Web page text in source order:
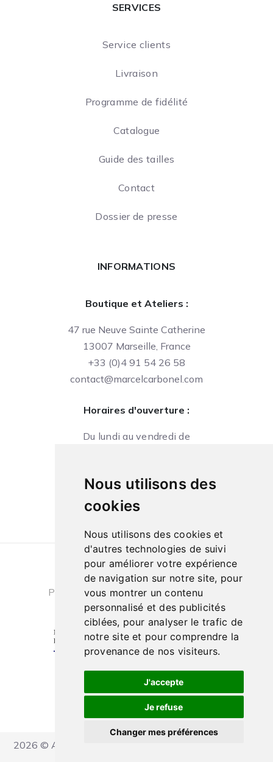
Nous utilisons des
cookies
Nous utilisons des cookies et
d'autres technologies de suivi
pour améliorer votre expérience
de navigation sur notre site, pour
vous montrer un contenu
personnalisé et des publicités
ciblées, pour analyser le trafic de
notre site et pour comprendre la
provenance de nos visiteurs.
J'accepte
Je refuse
Changer mes préférences
SERVICES
Service clients
Livraison
Programme de fidélité
Catalogue
Guide des tailles
Contact
Dossier de presse
INFORMATIONS
Boutique et Ateliers :
47 rue Neuve Sainte Catherine
13007 Marseille, France
+33 (0)4 91 54 26 58
contact@marcelcarbonel.com
Horaires d'ouverture :
Du lundi au vendredi de
10h à 13h et de 14h à 18h
Conditions générales de ventes
|
Politique de confidentialité
| Cookies
2026 © Ateliers Marcel Carbonel - Tous droits réservés